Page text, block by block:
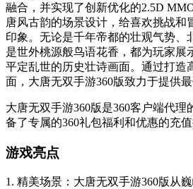
融合，并实现了创新优化的2.5D
唐风古韵的场景设计，给喜欢挑战和
印象。无论是千年帝都的壮观气势、
是世外桃源般鸟语花香，都为玩家展
平定乱世的历史壮诗画面。通过打造
面，大唐无双手游360版致力于提供
大唐无双手游360版是360客户端代
备了专属的360礼包福利和优惠的充值
游戏亮点
1. 精美场景：大唐无双手游360版从